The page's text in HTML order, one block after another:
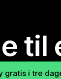
til
gratis i tre